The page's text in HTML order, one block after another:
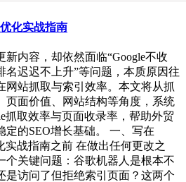
化实战指南
新内容，却依然面临“Google不收
名迟迟不上升”等问题，本质原因往
网站抓取与索引效率。本文将从抓
页面价值、网站结构等角度，系统
抓取效率与页面收录率，帮助外贸
定的SEO增长基础。 一、写在
实战指南之前 在做出任何更改之
个关键问题：谷歌机器人是根本不
是访问了但拒绝索引页面？这两个